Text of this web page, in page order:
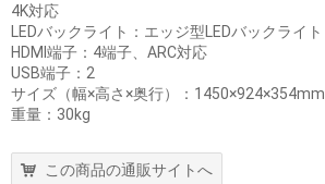
4K対応
LEDバックライト：エッジ型LEDバックライト
HDMI端子：4端子、ARC対応
USB端子：2
サイズ（幅×高さ×奥行）：1450×924×354mm
重量：30kg
この商品の通販サイトへ